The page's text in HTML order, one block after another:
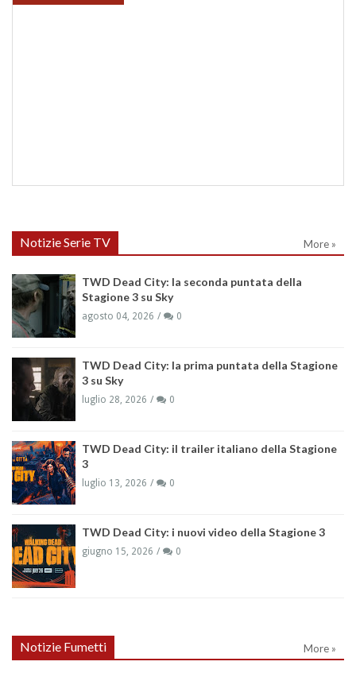
Notizie Serie TV More »
TWD Dead City: la seconda puntata della
Stagione 3 su Sky
agosto 04, 2026 0
TWD Dead City: la prima puntata della Stagione
3 su Sky
luglio 28, 2026 0
TWD Dead City: il trailer italiano della Stagione
3
luglio 13, 2026 0
TWD Dead City: i nuovi video della Stagione 3
giugno 15, 2026 0
Notizie Fumetti More »